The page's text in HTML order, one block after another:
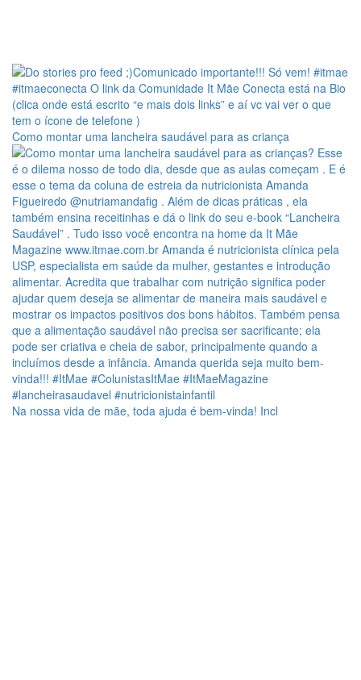
Como montar uma lancheira saudável para as criança
Na nossa vida de mãe, toda ajuda é bem-vinda! Incl